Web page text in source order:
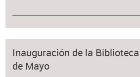
Inauguración de la
de Mayo